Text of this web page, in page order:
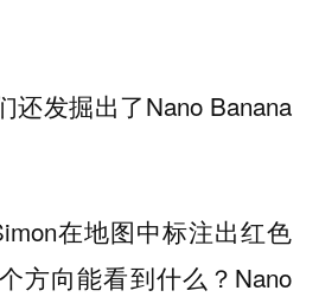
还发掘出了Nano Banana
在地图中标注出红色
方向能看到什么？Nano